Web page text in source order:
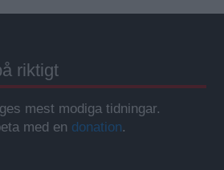
riktigt
mest modiga tidningar.
med en donation.